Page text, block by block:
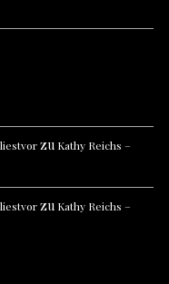
zu Kathy Reichs –
zu Kathy Reichs –